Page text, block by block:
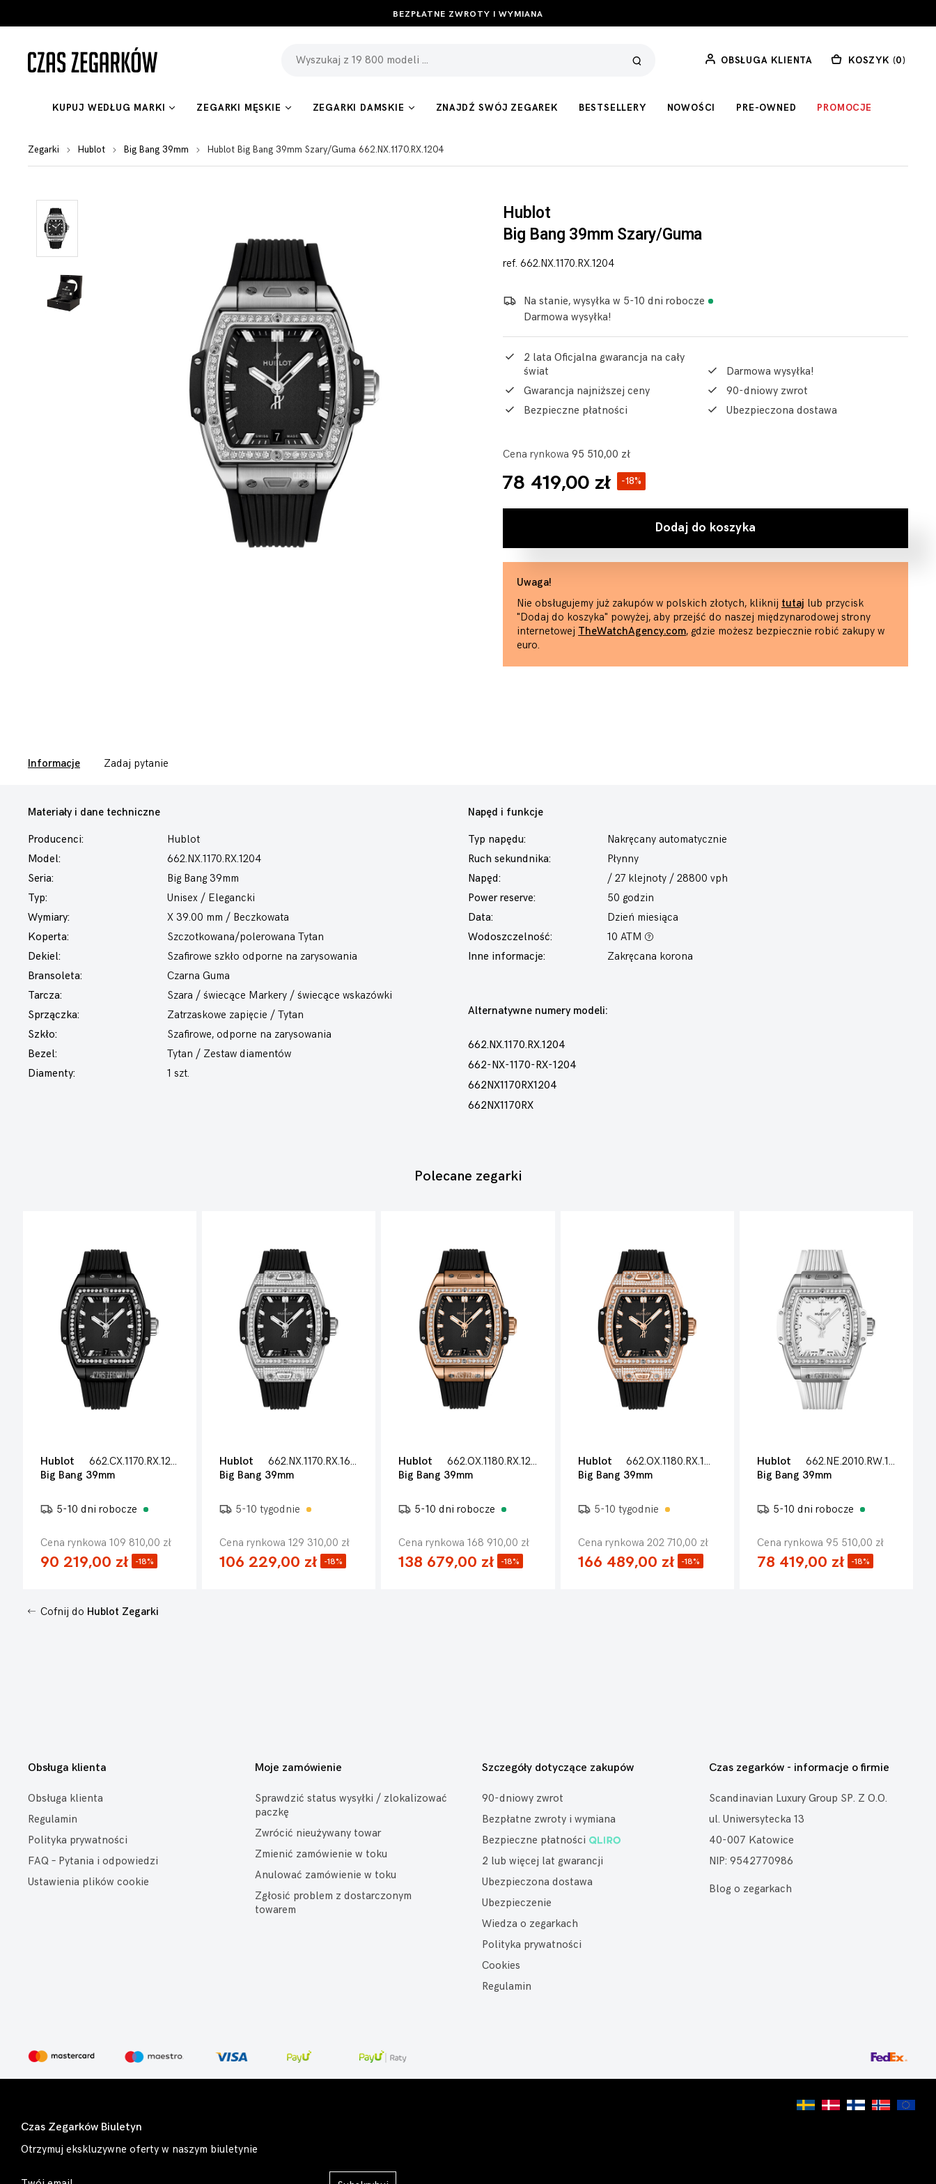
BEZPŁATNE ZWROTY I WYMIANA
OBSŁUGA KLIENTA KOSZYK (0)
KUPUJ WEDŁUG MARKI ZEGARKI MĘSKIE ZEGARKI DAMSKIE ZNAJDŹ SWÓJ ZEGAREK BESTSELLERY NOWOŚCI PRE-OWNED PROMOCJE
Zegarki Hublot Big Bang 39mm Hublot Big Bang 39mm Szary/Guma 662.NX.1170.RX.1204
Hublot
Big Bang 39mm Szary/Guma
ref. 662.NX.1170.RX.1204
Na stanie, wysyłka w 5-10 dni robocze
Darmowa wysyłka!
2 lata Oficjalna gwarancja na cały
świat
Darmowa wysyłka!
Gwarancja najniższej ceny
90-dniowy zwrot
Bezpieczne płatności
Ubezpieczona dostawa
Cena rynkowa 95 510,00 zł
78 419,00 zł -18%
Dodaj do koszyka
Uwaga!
Nie obsługujemy już zakupów w polskich złotych, kliknij tutaj lub przycisk
"Dodaj do koszyka" powyżej, aby przejść do naszej międzynarodowej strony
internetowej TheWatchAgency.com, gdzie możesz bezpiecznie robić zakupy w
euro.
Informacje Zadaj pytanie
Materiały i dane techniczne
Producenci:
Hublot
Model:
662.NX.1170.RX.1204
Seria:
Big Bang 39mm
Typ:
Unisex / Elegancki
Wymiary:
X 39.00 mm / Beczkowata
Koperta:
Szczotkowana/polerowana Tytan
Dekiel:
Szafirowe szkło odporne na zarysowania
Bransoleta:
Czarna Guma
Tarcza:
Szara / świecące Markery / świecące wskazówki
Sprzączka:
Zatrzaskowe zapięcie / Tytan
Szkło:
Szafirowe, odporne na zarysowania
Bezel:
Tytan / Zestaw diamentów
Diamenty:
1 szt.
Napęd i funkcje
Typ napędu:
Nakręcany automatycznie
Ruch sekundnika:
Płynny
Napęd:
/ 27 klejnoty / 28800 vph
Power reserve:
50 godzin
Data:
Dzień miesiąca
Wodoszczelność:
10 ATM
Inne informacje:
Zakręcana korona
Alternatywne numery modeli:
662.NX.1170.RX.1204
662-NX-1170-RX-1204
662NX1170RX1204
662NX1170RX
Polecane zegarki
Hublot
662.CX.1170.RX.1204
Big Bang 39mm
5-10 dni robocze
Cena rynkowa 109 810,00 zł
90 219,00 zł -18%
Hublot
662.NX.1170.RX.1604
Big Bang 39mm
5-10 tygodnie
Cena rynkowa 129 310,00 zł
106 229,00 zł -18%
Hublot
662.OX.1180.RX.1204
Big Bang 39mm
5-10 dni robocze
Cena rynkowa 168 910,00 zł
138 679,00 zł -18%
Hublot
662.OX.1180.RX.1604
Big Bang 39mm
5-10 tygodnie
Cena rynkowa 202 710,00 zł
166 489,00 zł -18%
Hublot
662.NE.2010.RW.1204
Big Bang 39mm
5-10 dni robocze
Cena rynkowa 95 510,00 zł
78 419,00 zł -18%
Cofnij do Hublot Zegarki
Obsługa klienta
Obsługa klienta
Regulamin
Polityka prywatności
FAQ – Pytania i odpowiedzi
Ustawienia plików cookie
Moje zamówienie
Sprawdzić status wysyłki / zlokalizować
paczkę
Zwrócić nieużywany towar
Zmienić zamówienie w toku
Anulować zamówienie w toku
Zgłosić problem z dostarczonym
towarem
Szczegóły dotyczące zakupów
90-dniowy zwrot
Bezpłatne zwroty i wymiana
Bezpieczne płatności
2 lub więcej lat gwarancji
Ubezpieczona dostawa
Ubezpieczenie
Wiedza o zegarkach
Polityka prywatności
Cookies
Regulamin
Czas zegarków - informacje o firmie
Scandinavian Luxury Group SP. Z O.O.
ul. Uniwersytecka 13
40-007 Katowice
NIP: 9542770986
Blog o zegarkach
Czas Zegarków Biuletyn
Otrzymuj ekskluzywne oferty w naszym biuletynie